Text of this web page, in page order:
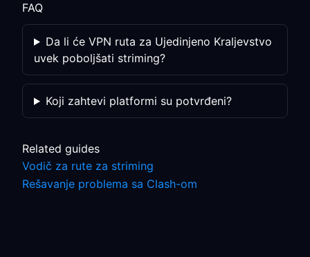
FAQ
Da li će VPN ruta za Ujedinjeno Kraljevstvo
uvek poboljšati striming?
Koji zahtevi platformi su potvrđeni?
Related guides
Vodič za rute za striming
Rešavanje problema sa Clash-om